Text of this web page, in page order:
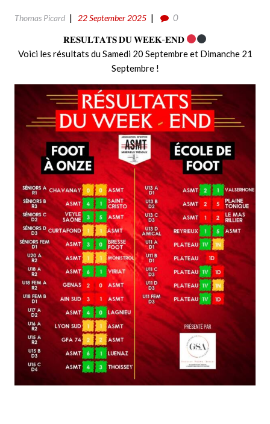
Thomas Picard 22 September 2025
0
𝐑𝐄𝐒𝐔𝐋𝐓𝐀𝐓𝐒 𝐃𝐔 𝐖𝐄𝐄𝐊-𝐄𝐍𝐃
Voici les résultats du Samedi 20 Septembre et Dimanche 21
Septembre !